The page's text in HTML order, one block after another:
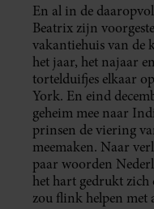
En al in de
Beatrix zijn
vakantiehuis van de
het jaar, het najaar
tortelduifjes elkaar
York. En eind
geheim mee naar
prinsen de viering
meemaken. Naar
paar woorden
het hart gedrukt zich
zou flink helpen met